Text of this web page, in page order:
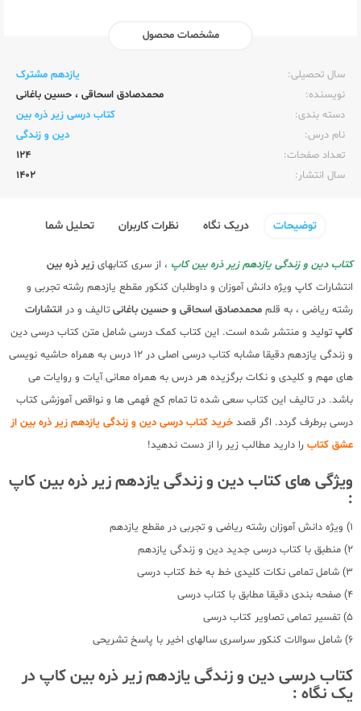
مشخصات محصول
سال تحصیلی:‌
یازدهم مشترک
نویسنده:‌
محمدصادق اسحاقی ، حسین باغانی
دسته بندی:
کتاب درسی زیر ذره بین
نام درس:
دین و زندگی
تعداد صفحات:‌
124
سال انتشار:‌
1402
توضیحات دریک نگاه نظرات کاربران تحلیل شما
کتاب دین و زندگی یازدهم زیر ذره بین کاپ ، از سری کتابهای زیر ذره بین
انتشارات کاپ ویژه دانش آموزان و داوطلبان کنکور مقطع یازدهم رشته تجربی و
رشته ریاضی ، به قلم محمدصادق اسحاقی و حسین باغانی تالیف و در انتشارات
کاپ تولید و منتشر شده است. این کتاب کمک درسی شامل متن کتاب درسی دین
و زندگی یازدهم دقیقا مشابه کتاب درسی اصلی در 12 درس به همراه حاشیه نویسی
های مهم و کلیدی و نکات برگزیده هر درس به همراه معانی آیات و روایات می
باشد. در تالیف این کتاب سعی شده تا تمام کج فهمی ها و نواقص آموزشی کتاب
درسی برطرف گردد. اگر قصد خرید کتاب درسی دین و زندگی یازدهم زیر ذره بین از
عشق کتاب را دارید مطالب زیر را از دست ندهید!
ویژگی های کتاب دین و زندگی یازدهم زیر ذره بین کاپ
:
1) ویژه دانش آموزان رشته ریاضی و تجربی در مقطع یازدهم
2) منطبق با کتاب درسی جدید دین و زندگی یازدهم
3) شامل تمامی نکات کلیدی خط به خط کتاب درسی
4) صفحه بندی دقیقا مطابق با کتاب درسی
5) تفسیر تمامی تصاویر کتاب درسی
6) شامل سوالات کنکور سراسری سالهای اخیر با پاسخ تشریحی
کتاب درسی دین و زندگی یازدهم زیر ذره بین کاپ در
یک نگاه :